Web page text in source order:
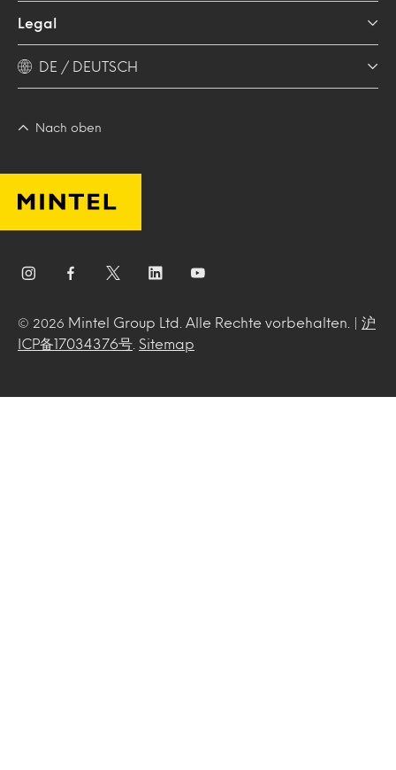
Legal
DE / DEUTSCH
Nach oben
© 2026 Mintel Group Ltd. Alle Rechte vorbehalten. | 沪
ICP备17034376号
Sitemap